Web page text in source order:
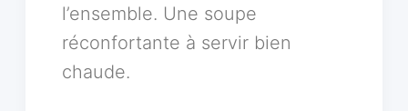
l’ensemble. Une soupe
réconfortante à servir bien
chaude.